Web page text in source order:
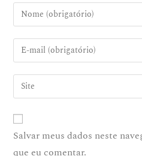
Salvar meus dados neste
que eu comentar.